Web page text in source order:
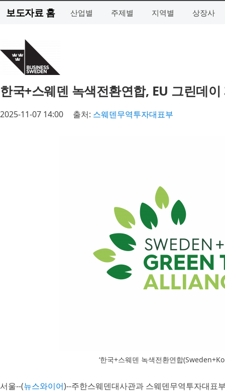
보도자료 홈 산업별 주제별 지역별 상장사
한국+스웨덴 녹색전환연합, EU 그린데
2025-11-07 14:00 출처: 스웨덴무역투자대표부
‘한국+스웨덴 녹색전환연합
서울--(뉴스와이어)--주한스웨덴대사관과 스웨덴무역투자대표